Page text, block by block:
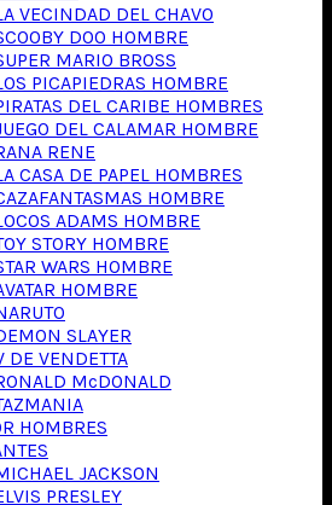
VECINDAD DEL CHAVO
DOO HOMBRE
MARIO BROSS
PICAPIEDRAS HOMBRE
DEL CARIBE HOMBRES
DEL CALAMAR HOMBRE
RENE
CASA DE PAPEL HOMBRES
HOMBRE
ADAMS HOMBRE
STORY HOMBRE
WARS HOMBRE
HOMBRE
SLAYER
DE VENDETTA
McDONALD
HOMBRES
JACKSON
PRESLEY